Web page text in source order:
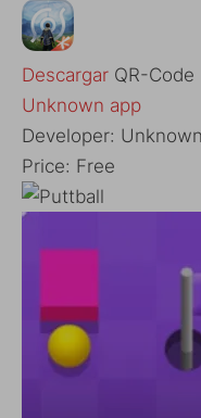
Descargar QR-Code
Unknown app
Developer: Unknown
Price: Free